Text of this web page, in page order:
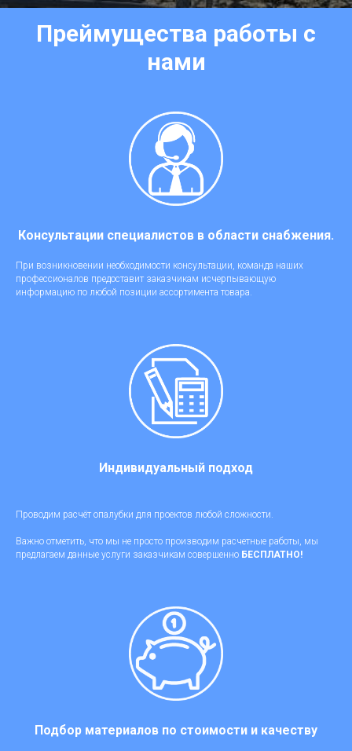
Преймущества работы с
нами
Консультации специалистов в области снабжения.
При возникновении необходимости консультации, команда наших
профессионалов предоставит заказчикам исчерпывающую
информацию по любой позиции ассортимента товара.
Индивидуальный подход
Проводим расчёт опалубки для проектов любой сложности.
Важно отметить, что мы не просто производим расчетные работы, мы
предлагаем данные услуги заказчикам совершенно БЕСПЛАТНО!
Подбор материалов по стоимости и качеству